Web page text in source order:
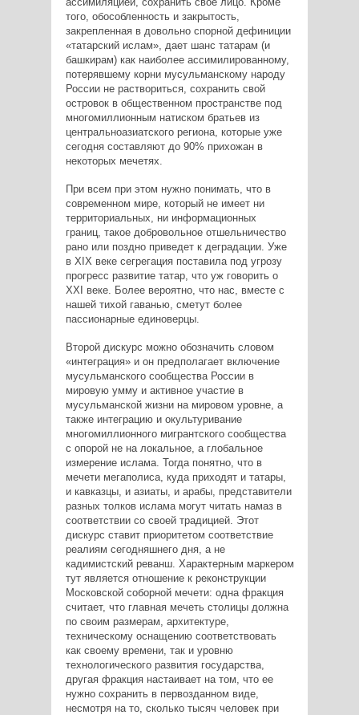
того, обособленность и закрытость,
закрепленная в довольно спорной дефиниции
«татарский ислам», дает шанс татарам (и
башкирам) как наиболее ассимилированному,
потерявшему корни мусульманскому народу
России не раствориться, сохранить свой
островок в общественном пространстве под
многомиллионным натиском братьев из
центральноазиатского региона, которые уже
сегодня составляют до 90% прихожан в
некоторых мечетях.
При всем при этом нужно понимать, что в
современном мире, который не имеет ни
территориальных, ни информационных
границ, такое добровольное отшельничество
рано или поздно приведет к деградации. Уже
в XIX веке сегрегация поставила под угрозу
прогресс развитие татар, что уж говорить о
XXI веке. Более вероятно, что нас, вместе с
нашей тихой гаванью, сметут более
пассионарные единоверцы.
Второй дискурс можно обозначить словом
«интеграция» и он предполагает включение
мусульманского сообщества России в
мировую умму и активное участие в
мусульманской жизни на мировом уровне, а
также интеграцию и окультуривание
многомиллионного мигрантского сообщества
с опорой не на локальное, а глобальное
измерение ислама. Тогда понятно, что в
мечети мегаполиса, куда приходят и татары,
и кавказцы, и азиаты, и арабы, представители
разных толков ислама могут читать намаз в
соответствии со своей традицией. Этот
дискурс ставит приоритетом соответствие
реалиям сегодняшнего дня, а не
кадимистский реванш. Характерным маркером
тут является отношение к реконструкции
Московской соборной мечети: одна фракция
считает, что главная мечеть столицы должна
по своим размерам, архитектуре,
техническому оснащению соответствовать
как своему времени, так и уровню
технологического развития государства,
другая фракция настаивает на том, что ее
нужно сохранить в первозданном виде,
несмотря на то, сколько тысяч человек при